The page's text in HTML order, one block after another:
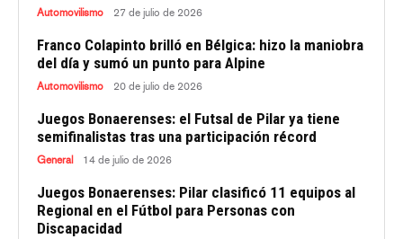
Automovilismo 27 de julio de 2026
Franco Colapinto brilló en Bélgica: hizo la maniobra
del día y sumó un punto para Alpine
Automovilismo 20 de julio de 2026
Juegos Bonaerenses: el Futsal de Pilar ya tiene
semifinalistas tras una participación récord
General 14 de julio de 2026
Juegos Bonaerenses: Pilar clasificó 11 equipos al
Regional en el Fútbol para Personas con
Discapacidad